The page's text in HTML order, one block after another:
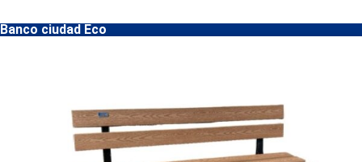
Banco ciudad Eco